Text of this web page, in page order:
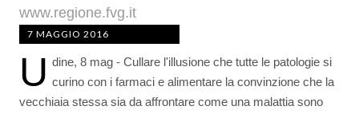
www.regione.fvg.it
7 MAGGIO 2016
U dine, 8 mag - Cullare l'illusione che tutte le patologie si
curino con i farmaci e alimentare la convinzione che la
vecchiaia stessa sia da affrontare come una malattia sono